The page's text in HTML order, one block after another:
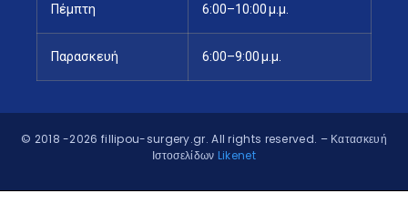
Πέμπτη 6:00–10:00 μ.μ.
Παρασκευή 6:00–9:00 μ.μ.
© 2018 -2026 fillipou-surgery.gr. All rights reserved. – Κατασκευή
Ιστοσελίδων Likenet